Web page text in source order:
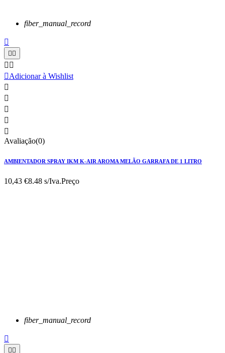
fiber_manual_record

 
 
Adicionar à Wishlist





Avaliação(0)
AMBIENTADOR SPRAY IKM K-AIR AROMA MELÃO GARRAFA DE 1 LITRO
10,43 €8.48 s/Iva.Preço
fiber_manual_record

